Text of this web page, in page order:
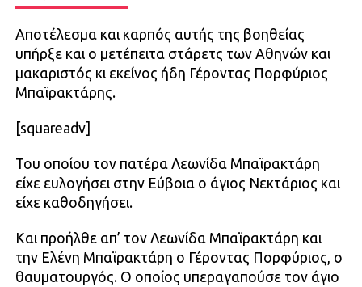
Αποτέλεσμα και καρπός αυτής της βοηθείας
υπήρξε και ο μετέπειτα στάρετς των Αθηνών και
μακαριστός κι εκείνος ήδη Γέροντας Πορφύριος
Μπαϊρακτάρης.
[squareadv]
Του οποίου τον πατέρα Λεωνίδα Μπαϊρακτάρη
είχε ευλογήσει στην Εύβοια ο άγιος Νεκτάριος και
είχε καθοδηγήσει.
Και προήλθε απ’ τον Λεωνίδα Μπαϊρακτάρη και
την Ελένη Μπαϊρακτάρη ο Γέροντας Πορφύριος, ο
θαυματουργός. Ο οποίος υπεραγαπούσε τον άγιο